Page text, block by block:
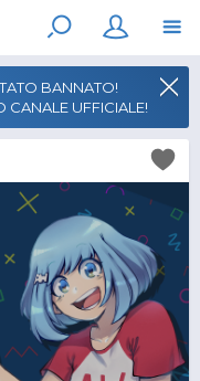
BANNATO!
CANALE UFFICIALE!